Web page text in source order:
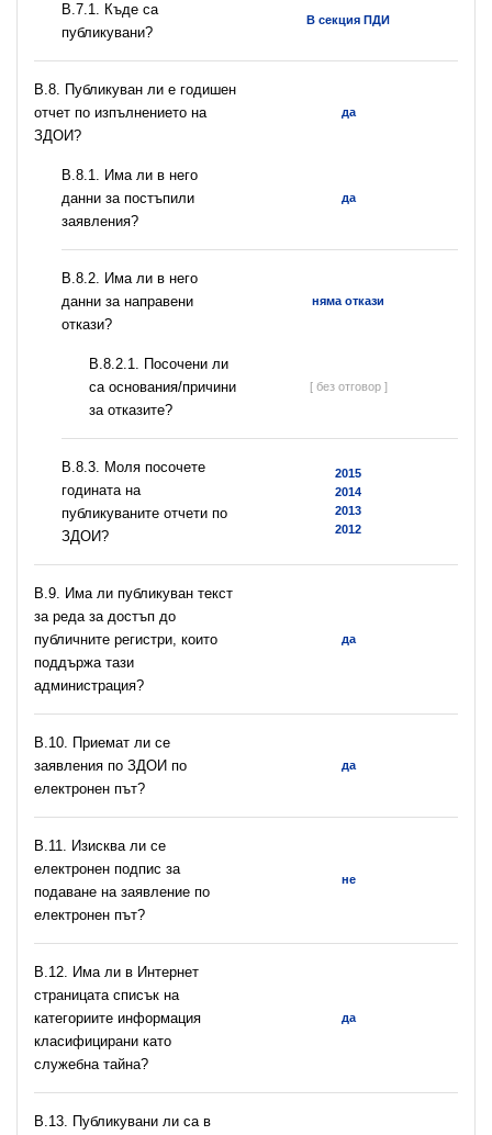
В.7.1. Къде са
публикувани?
В секция ПДИ
В.8. Публикуван ли е годишен
отчет по изпълнението на
ЗДОИ?
да
В.8.1. Има ли в него
данни за постъпили
заявления?
да
В.8.2. Има ли в него
данни за направени
откази?
няма откази
В.8.2.1. Посочени ли
са основания/причини
за отказите?
[ без отговор ]
В.8.3. Моля посочете
годината на
публикуваните отчети по
ЗДОИ?
2015
2014
2013
2012
В.9. Има ли публикуван текст
за реда за достъп до
публичните регистри, които
поддържа тази
администрация?
да
В.10. Приемат ли се
заявления по ЗДОИ по
електронен път?
да
В.11. Изисква ли се
електронен подпис за
подаване на заявление по
електронен път?
не
В.12. Има ли в Интернет
страницата списък на
категориите информация
класифицирани като
служебна тайна?
да
В.13. Публикувани ли са в